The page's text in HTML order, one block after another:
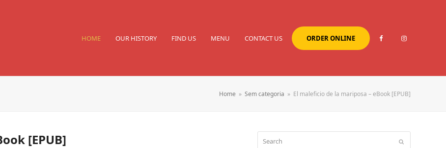
HOME OUR HISTORY FIND US MENU CONTACT US ORDER ONLINE
Home » Sem categoria » El maleficio de la mariposa – eBook [EPUB]
[EPUB]